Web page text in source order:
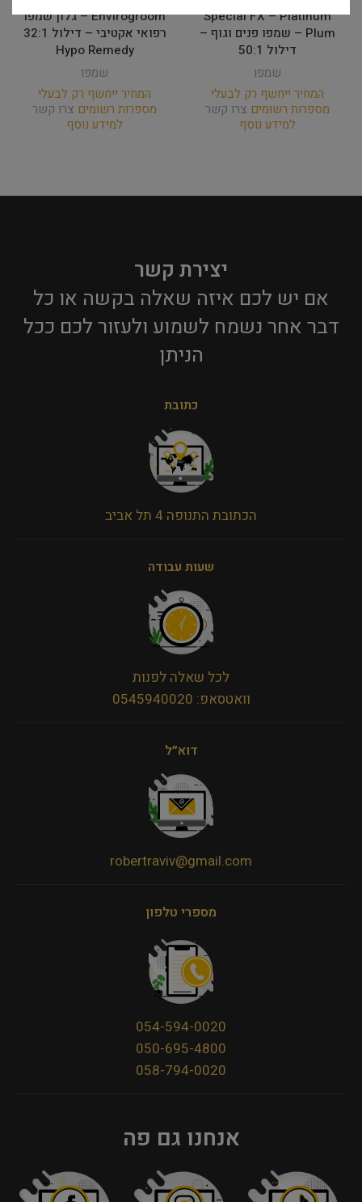
Special FX – Platinum
Plum – שמפו פנים וגוף –
דילול 50:1
שמפו
המחיר ייחשף רק לבעלי
מספרות רשומים צרו קשר
למידע נוסף
Envirogroom – גלון שמפו
רפואי אקטיבי – דילול 32:1
Hypo Remedy
שמפו
המחיר ייחשף רק לבעלי
מספרות רשומים צרו קשר
למידע נוסף
יצירת קשר
אם יש לכם איזה שאלה בקשה או כל
דבר אחר נשמח לשמוע ולעזור לכם ככל
הניתן​
כתובת
הכתובת התנופה 4 תל אביב
שעות עבודה
לכל שאלה לפנות
וואטסאפ: 0545940020
דוא״ל
robertraviv@gmail.com
מספרי טלפון
054-594-0020
050-695-4800
058-794-0020
אנחנו גם פה